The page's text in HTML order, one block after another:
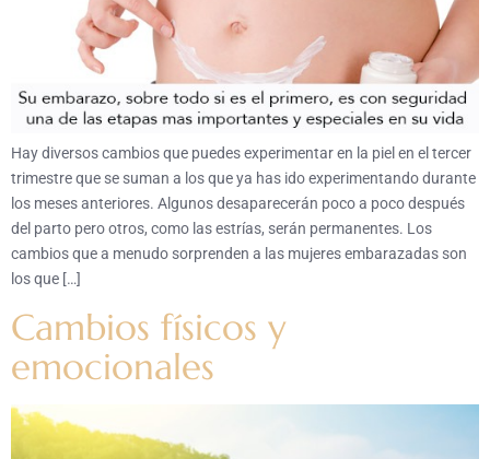
Hay diversos cambios que puedes experimentar en la piel en el tercer
trimestre que se suman a los que ya has ido experimentando durante
los meses anteriores. Algunos desaparecerán poco a poco después
del parto pero otros, como las estrías, serán permanentes. Los
cambios que a menudo sorprenden a las mujeres embarazadas son
los que […]
Cambios físicos y
emocionales